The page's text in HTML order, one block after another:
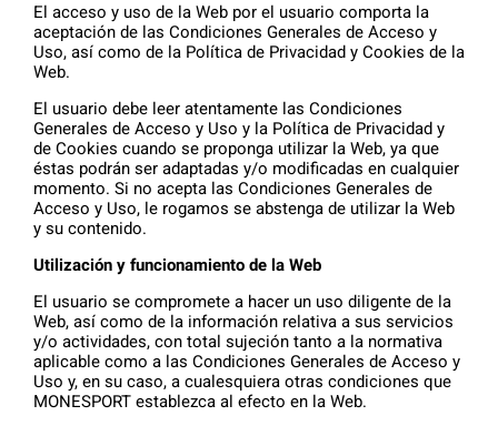
El acceso y uso de la Web por el usuario comporta la
aceptación de las Condiciones Generales de Acceso y
Uso, así como de la Política de Privacidad y Cookies de la
Web.
El usuario debe leer atentamente las Condiciones
Generales de Acceso y Uso y la Política de Privacidad y
de Cookies cuando se proponga utilizar la Web, ya que
éstas podrán ser adaptadas y/o modificadas en cualquier
momento. Si no acepta las Condiciones Generales de
Acceso y Uso, le rogamos se abstenga de utilizar la Web
y su contenido.
Utilización y funcionamiento de la Web
El usuario se compromete a hacer un uso diligente de la
Web, así como de la información relativa a sus servicios
y/o actividades, con total sujeción tanto a la normativa
aplicable como a las Condiciones Generales de Acceso y
Uso y, en su caso, a cualesquiera otras condiciones que
MONESPORT establezca al efecto en la Web.